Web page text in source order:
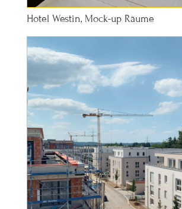
Hotel Westin, Mock-up Räume